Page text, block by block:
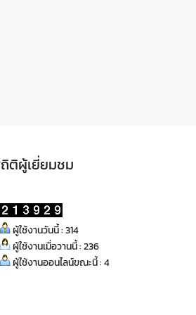
ติผู้เยี่ยมชม
ผู้ใช้งานวันนี้ : 314
ผู้ใช้งานเมื่อวานนี้ : 236
ผู้ใช้งานออนไลน์ขณะนี้ : 4